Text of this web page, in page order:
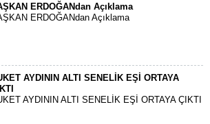
ERDOĞANdan Açıklama
ERDOĞANdan Açıklama
AYDININ ALTI SENELİK EŞİ ORTAYA
AYDININ ALTI SENELİK EŞİ ORTAYA ÇIKTI